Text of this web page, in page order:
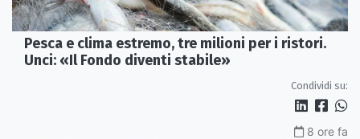
Pesca e clima estremo, tre milioni per i ristori.
Unci: «Il Fondo diventi stabile»
Condividi su:
8 ore fa